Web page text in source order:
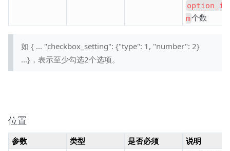
m个数
如 { ... "checkbox_setting": {"type": 1, "number": 2}
...}，表示至少勾选2个选项。
位置
参数 类型 是否必须 说明